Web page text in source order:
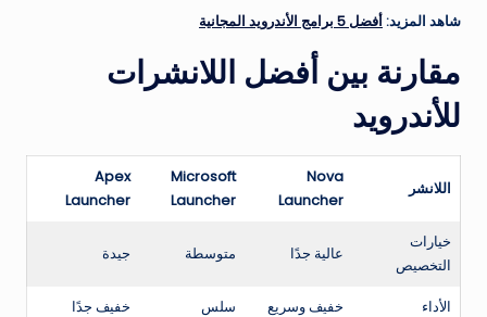
شاهد المزيد: أفضل 5 برامج الأندرويد المجانية
مقارنة بين أفضل اللانشرات
للأندرويد
اللانشر
Nova
Launcher
Microsoft
Launcher
Apex
Launcher
خيارات
التخصيص
عالية جدًا متوسطة جيدة
الأداء خفيف وسريع سلس خفيف جدًا